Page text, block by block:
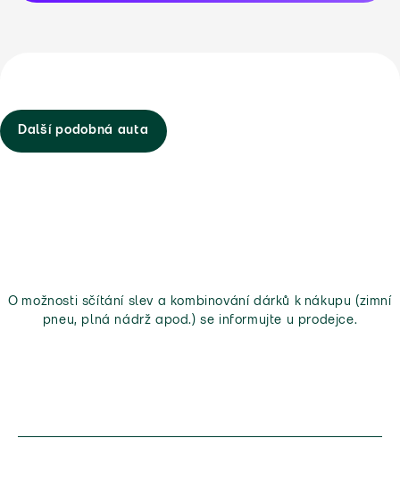
Další podobná auta
O možnosti sčítání slev a kombinování dárků k nákupu (zimní
pneu, plná nádrž apod.) se informujte u prodejce.